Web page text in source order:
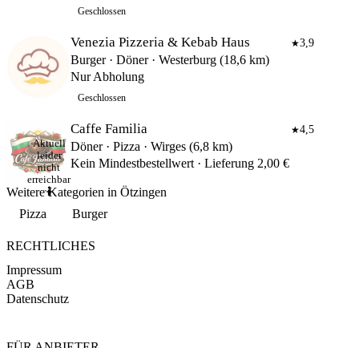
Geschlossen
Venezia Pizzeria & Kebab Haus ★3,9
Burger · Döner · Westerburg (18,6 km)
Nur Abholung
Geschlossen
Caffe Familia ★4,5
Döner · Pizza · Wirges (6,8 km)
Kein Mindestbestellwert · Lieferung 2,00 €
Aktuell
leider
nicht
erreichbar
🤷
Weitere Kategorien in Ötzingen
Pizza
Burger
RECHTLICHES
Impressum
AGB
Datenschutz